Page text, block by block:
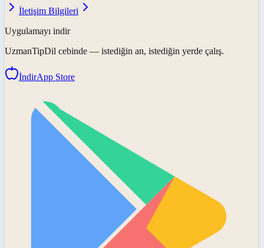
İletişim Bilgileri
Uygulamayı indir
UzmanTipDil cebinde — istediğin an, istediğin yerde çalış.
İndirApp Store